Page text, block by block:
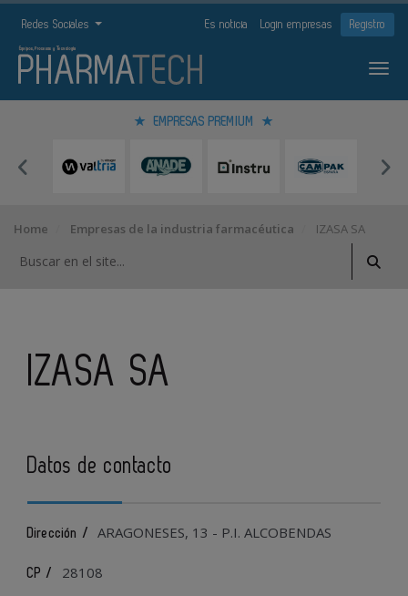
Redes Sociales Es noticia Login empresas Registro
EMPRESAS PREMIUM
Home Empresas de la industria farmacéutica IZASA SA
IZASA SA
Datos de contacto
Dirección / ARAGONESES, 13 - P.I. ALCOBENDAS
CP / 28108